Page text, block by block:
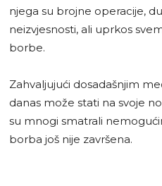
njega su brojne operacije,
neizvjesnosti, ali uprkos
borbe.
Zahvaljujući dosadašnjim
danas može stati na svoje
su mnogi smatrali
borba još nije završena.